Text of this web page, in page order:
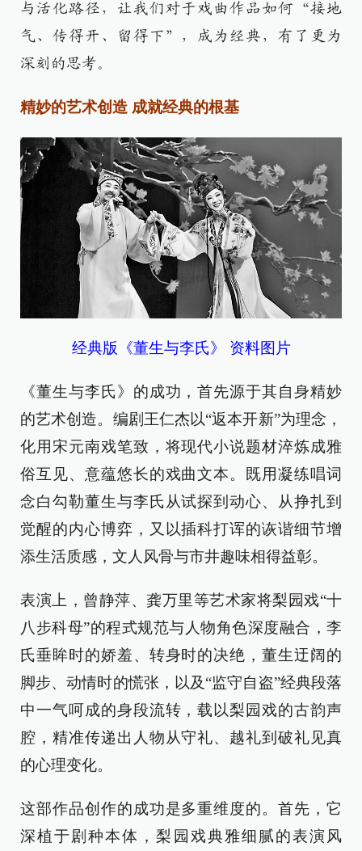
与活化路径，让我们对于戏曲作品如何“接地
气、传得开、留得下”，成为经典，有了更为
深刻的思考。
精妙的艺术创造 成就经典的根基
经典版《董生与李氏》 资料图片
《董生与李氏》的成功，首先源于其自身精妙
的艺术创造。编剧王仁杰以“返本开新”为理念，
化用宋元南戏笔致，将现代小说题材淬炼成雅
俗互见、意蕴悠长的戏曲文本。既用凝练唱词
念白勾勒董生与李氏从试探到动心、从挣扎到
觉醒的内心博弈，又以插科打诨的诙谐细节增
添生活质感，文人风骨与市井趣味相得益彰。
表演上，曾静萍、龚万里等艺术家将梨园戏“十
八步科母”的程式规范与人物角色深度融合，李
氏垂眸时的娇羞、转身时的决绝，董生迂阔的
脚步、动情时的慌张，以及“监守自盗”经典段落
中一气呵成的身段流转，载以梨园戏的古韵声
腔，精准传递出人物从守礼、越礼到破礼见真
的心理变化。
这部作品创作的成功是多重维度的。首先，它
深植于剧种本体，梨园戏典雅细腻的表演风